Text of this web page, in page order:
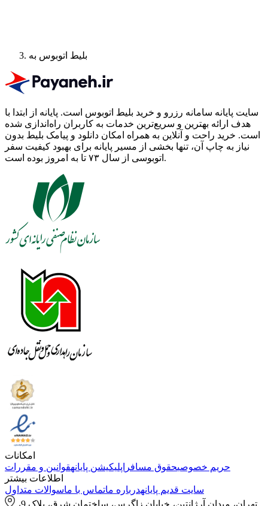
بلیط اتوبوس به
سایت پایانه سامانه رزرو و خرید بلیط اتوبوس است. پایانه از ابتدا با
هدف ارائه بهترین و سریع‌ترین خدمات به کاربران راه‌اندازی شده
است. خرید راحت و آنلاین به همراه امکان دانلود و پیامک بلیط بدون
نیاز به چاپ آن، تنها بخشی از مسیر پایانه برای بهبود کیفیت سفر
اتوبوسی از سال ۷۳ تا به امروز بوده است.
امکانات
حریم خصوصیحقوق مسافر اپلیکیشن پایانهقوانین و مقررات
اطلاعات بیشتر
سایت قدیم پایانهدرباره ماتماس با ماسوالات متداول